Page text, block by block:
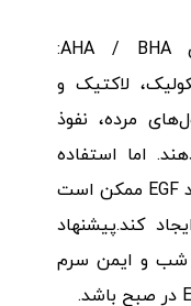
محصولات لایه‌بردار حاوی AHA / BHA:
لاکتیک و
مرده، نفوذ
اما استفاده
هم‌زمان آن‌ها با فاکتور رشد EGF ممکن است
کند.پیشنهاد
شب و ایمن سرم